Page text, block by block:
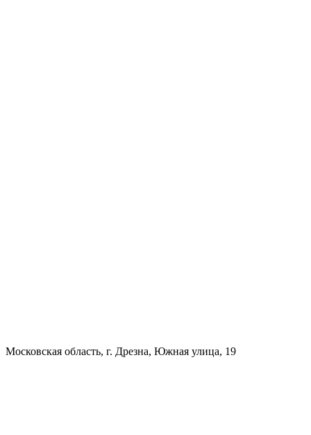
Московская область, г. Дрезна, Южная улица, 19